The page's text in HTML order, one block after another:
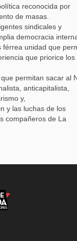
reconocida por
de masas.
sindicales y
democracia
férrea unidad que
que priorice los
permitan sacar al
anticapitalista,
y,
y las luchas de los
compañeros de La